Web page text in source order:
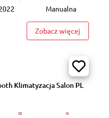
Manualna
Zobacz więcej
Klimatyzacja Salon PL